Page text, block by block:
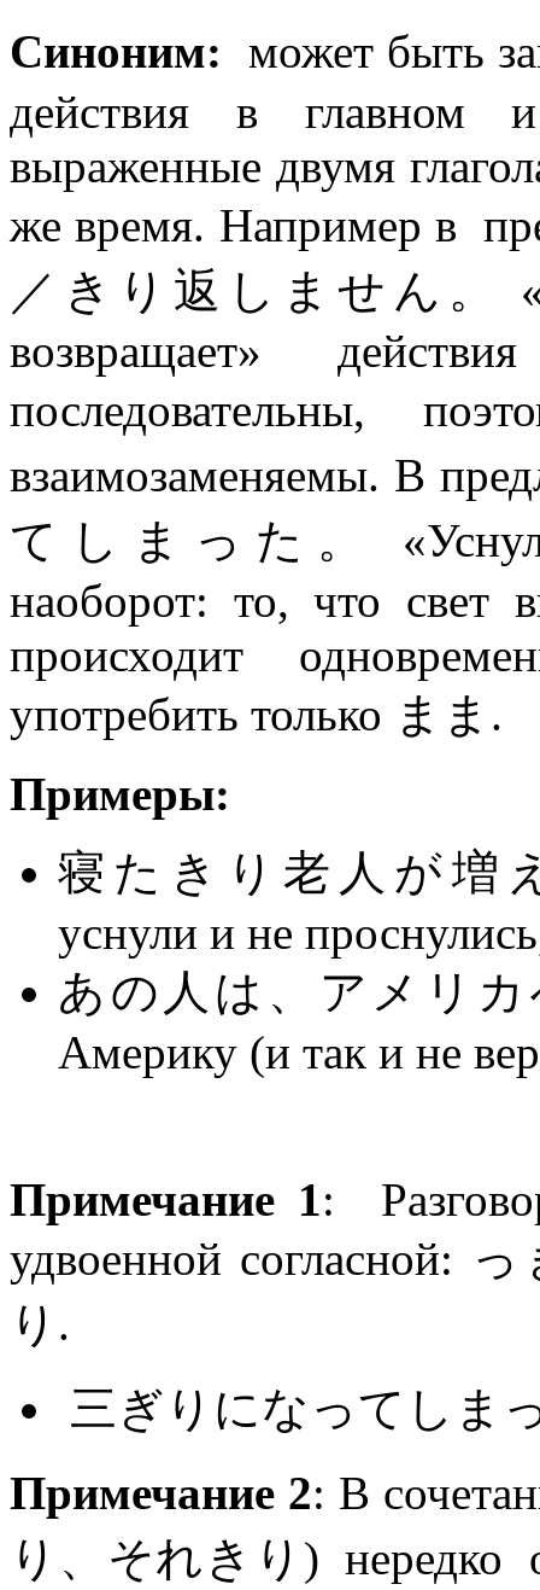
Синоним: может быть
действия в главном
выраженные двумя
же время. Например в
／きり返しません。
возвращает»
взаимозаменяемы. В
てしまった。 «Уснул
наоборот: то, что
происходит
употребить только まま.
Примеры:
寝たきり老人が増え
уснули и не
あの人は、アメリカ
Америку (и так и не
Примечание 1:
удвоенной согласной:
り.
三ぎりになってしま
Примечание 2: В
り、それきり) нередко